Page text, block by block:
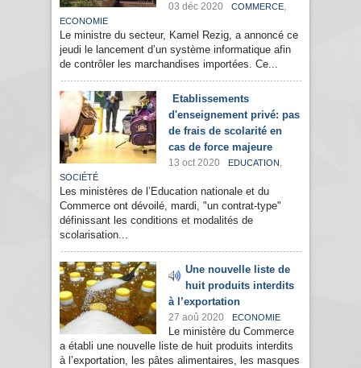
03 déc 2020 COMMERCE,
ECONOMIE
Le ministre du secteur, Kamel Rezig, a annoncé ce
jeudi le lancement d’un système informatique afin
de contrôler les marchandises importées. Ce...
Etablissements
d'enseignement privé: pas
de frais de scolarité en
cas de force majeure
13 oct 2020 EDUCATION ,
SOCIÉTÉ
Les ministères de l’Education nationale et du
Commerce ont dévoilé, mardi, "un contrat-type"
définissant les conditions et modalités de
scolarisation...
Une nouvelle liste de
huit produits interdits
à l’exportation
27 aoû 2020 ECONOMIE
Le ministère du Commerce
a établi une nouvelle liste de huit produits interdits
à l’exportation, les pâtes alimentaires, les masques